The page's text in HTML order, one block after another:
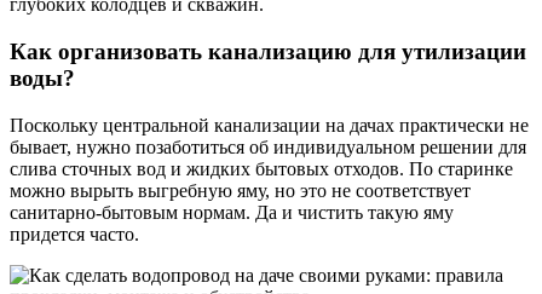
глубоких колодцев и скважин.
Как организовать канализацию для утилизации
воды?
Поскольку центральной канализации на дачах практически не
бывает, нужно позаботиться об индивидуальном решении для
слива сточных вод и жидких бытовых отходов. По старинке
можно вырыть выгребную яму, но это не соответствует
санитарно-бытовым нормам. Да и чистить такую яму
придется часто.